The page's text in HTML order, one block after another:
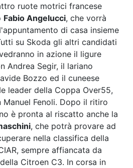
ruote motrici francese
Fabio Angelucci, che vorrà
di casa insieme
su Skoda gli altri candidati
in azione il ligure
Andrea Segir, il lariano
Bozzo ed il cuneese
leader della Coppa Over55,
Fenoli. Dopo il ritiro
è pronta al riscatto anche la
, che potrà provare ad
nella classifica della
sempre affiancata da
Citroen C3. In corsa in